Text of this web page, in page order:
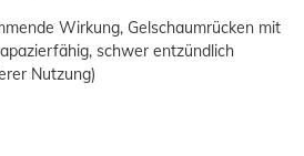
Wirkung, Gelschaumrücken mit
schwer entzündlich
Nutzung)